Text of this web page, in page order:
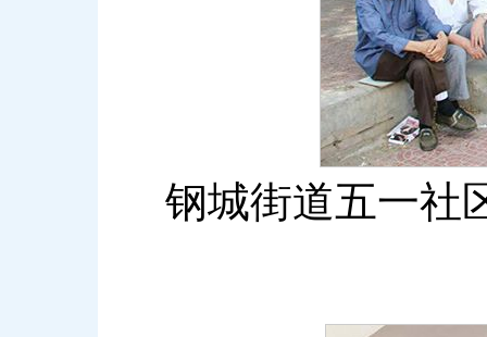
钢城街道五一社